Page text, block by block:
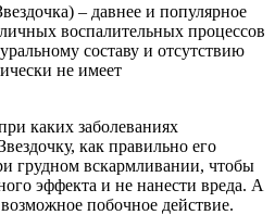
– давнее и популярное
воспалительных процессов
составу и отсутствию
не имеет
каких заболеваниях
как правильно его
грудном вскармливании, чтобы
эффекта и не нанести вреда. А
побочное действие.